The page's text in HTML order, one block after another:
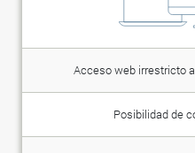
Acceso web irrestricto
Posibilidad de